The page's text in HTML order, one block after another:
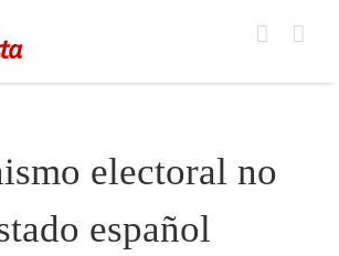
electoral no
español